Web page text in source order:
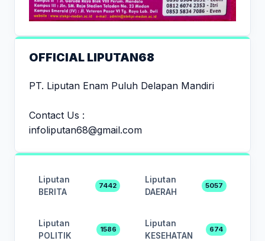
OFFICIAL LIPUTAN68
PT. Liputan Enam Puluh Delapan Mandiri
Contact Us :
infoliputan68@gmail.com
Liputan
BERITA
7442
Liputan
DAERAH
5057
Liputan
POLITIK
1586
Liputan
KESEHATAN
674